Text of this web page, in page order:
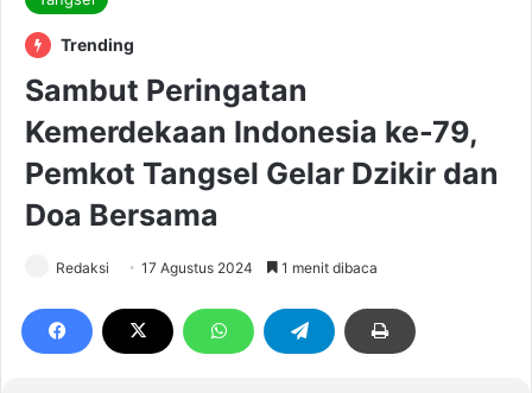
Trending
Sambut Peringatan
Kemerdekaan Indonesia ke-79,
Pemkot Tangsel Gelar Dzikir dan
Doa Bersama
Redaksi 17 Agustus 2024 1 menit dibaca